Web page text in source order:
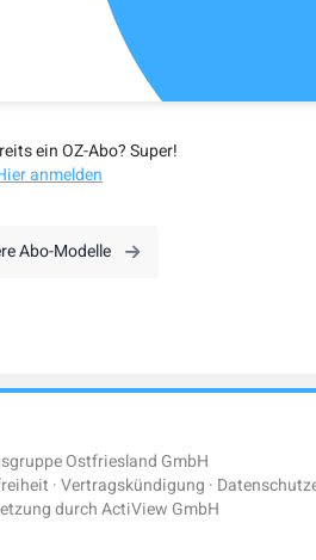
ein OZ-Abo? Super!
anmelden
Abo-Modelle
Ostfriesland GmbH
Vertragskündigung
durchActiView GmbH